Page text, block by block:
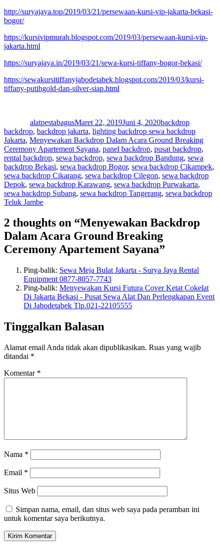
http://suryajaya.top/2019/03/21/persewaan-kursi-vip-jakarta-bekasi-
bogor/
https://kursivipmurah.blogspot.com/2019/03/persewaan-kursi-vip-
jakarta.html
https://suryajaya.in/2019/03/21/sewa-kursi-tiffany-bogor-bekasi/
https://sewakursitiffanyjabodetabek.blogspot.com/2019/03/kursi-
tiffany-putihgold-dan-silver-siap.html
alatpestabagusMaret 22, 2019Juni 4, 2020backdrop
backdrop, backdrop jakarta, lighting backdrop sewa backdrop
Jakarta, Menyewakan Backdrop Dalam Acara Ground Breaking
Ceremony Apartement Sayana, panel backdrop, pusat backdrop,
rental backdrop, sewa backdrop, sewa backdrop Bandung, sewa
backdrop Bekasi, sewa backdrop Bogor, sewa backdrop Cikampek,
sewa backdrop Cikarang, sewa backdrop Cilegon, sewa backdrop
Depok, sewa backdrop Karawang, sewa backdrop Purwakarta,
sewa backdrop Subang, sewa backdrop Tangerang, sewa backdrop
Teluk Jambe
2 thoughts on “Menyewakan Backdrop
Dalam Acara Ground Breaking
Ceremony Apartement Sayana”
Ping-balik: Sewa Meja Bulat Jakarta - Surya Jaya Rental
Equipment 0877-8057-7743
Ping-balik: Menyewakan Kursi Futura Cover Ketat Cokelat
Di Jakarta Bekasi - Pusat Sewa Alat Dan Perlengkapan Event
Di Jabodetabek Tlp.021-22105555
Tinggalkan Balasan
Alamat email Anda tidak akan dipublikasikan. Ruas yang wajib
ditandai *
Komentar *
Nama *
Email *
Situs Web
Simpan nama, email, dan situs web saya pada peramban ini
untuk komentar saya berikutnya.